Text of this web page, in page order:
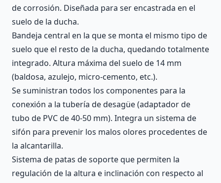
de corrosión. Diseñada para ser encastrada en el
suelo de la ducha.
Bandeja central en la que se monta el mismo tipo de
suelo que el resto de la ducha, quedando totalmente
integrado. Altura máxima del suelo de 14 mm
(baldosa, azulejo, micro-cemento, etc.).
Se suministran todos los componentes para la
conexión a la tubería de desagüe (adaptador de
tubo de PVC de 40-50 mm). Integra un sistema de
sifón para prevenir los malos olores procedentes de
la alcantarilla.
Sistema de patas de soporte que permiten la
regulación de la altura e inclinación con respecto al